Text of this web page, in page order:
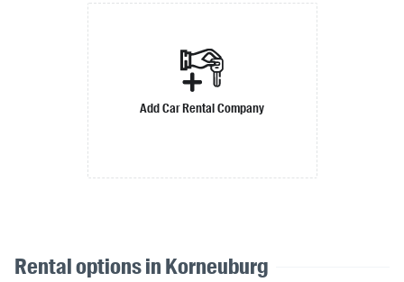
Add Car Rental Company
Rental options in Korneuburg